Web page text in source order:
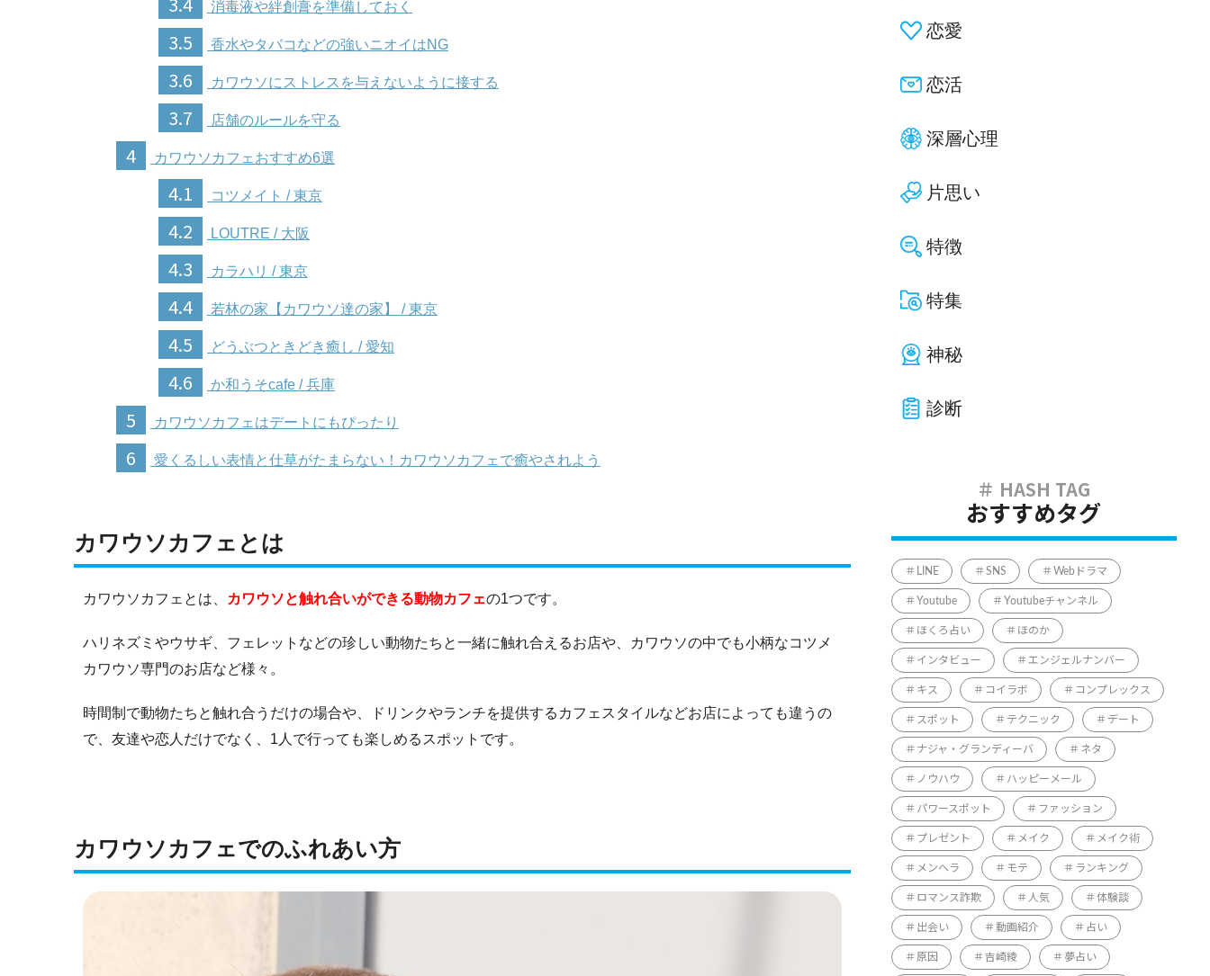
消毒液や絆創膏を準備しておく
3.5 香水やタバコなどの強いニオイはNG
3.6 カワウソにストレスを与えないように接する
3.7 店舗のルールを守る
4 カワウソカフェおすすめ6選
4.1 コツメイト / 東京
4.2 LOUTRE / 大阪
4.3 カラハリ / 東京
4.4 若林の家【カワウソ達の家】 / 東京
4.5 どうぶつときどき癒し / 愛知
4.6 か和うそcafe / 兵庫
5 カワウソカフェはデートにもぴったり
6 愛くるしい表情と仕草がたまらない！カワウソカフェで癒やされよう
カワウソカフェとは
カワウソカフェとは、 カワウソと触れ合いができる動物カフェの1つです。
ハリネズミやウサギ、フェレットなどの珍しい動物たちと一緒に触れ合えるお店や、カワウソの中でも小柄なコツメ
カワウソ専門のお店など様々。
時間制で動物たちと触れ合うだけの場合や、ドリンクやランチを提供するカフェスタイルなどお店によっても違うの
で、友達や恋人だけでなく、1人で行っても楽しめるスポットです。
カワウソカフェでのふれあい方
恋愛
恋活
深層心理
片思い
特徴
特集
神秘
診断
おすすめタグ
LINE SNS Webドラマ
Youtube Youtubeチャンネル
ほくろ占い ほのか
インタビュー エンジェルナンバー
キス コイラボ コンプレックス
スポット テクニック デート
ナジャ・グランディーバ ネタ
ノウハウ ハッピーメール
パワースポット ファッション
プレゼント メイク メイク術
メンヘラ モテ ランキング
ロマンス詐欺 人気 体験談
出会い 動画紹介 占い
原因 吉崎綾 夢占い